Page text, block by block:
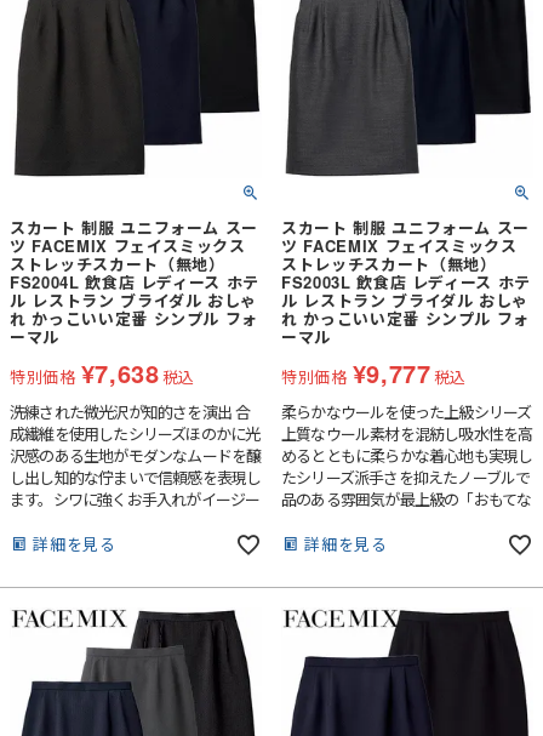
スカート 制服 ユニフォーム スー
ツ FACEMIX フェイスミックス
ストレッチスカート（無地）
FS2004L 飲食店 レディース ホテ
ル レストラン ブライダル おしゃ
れ かっこいい定番 シンプル フォ
ーマル
特別価格 ¥7,638税込
洗練された微光沢が知的さを演出 合
成繊維を使用したシリーズほのかに光
沢感のある生地がモダンなムードを醸
し出し知的な佇まいで信頼感を表現し
ます。シワに強くお手入れがイージー
詳細を見る
スカート 制服 ユニフォーム スー
ツ FACEMIX フェイスミックス
ストレッチスカート（無地）
FS2003L 飲食店 レディース ホテ
ル レストラン ブライダル おしゃ
れ かっこいい定番 シンプル フォ
ーマル
特別価格 ¥9,777税込
柔らかなウールを使った上級シリーズ
上質なウール素材を混紡し吸水性を高
めるとともに柔らかな着心地も実現し
たシリーズ派手さを抑えたノーブルで
品のある雰囲気が最上級の「おもてな
詳細を見る